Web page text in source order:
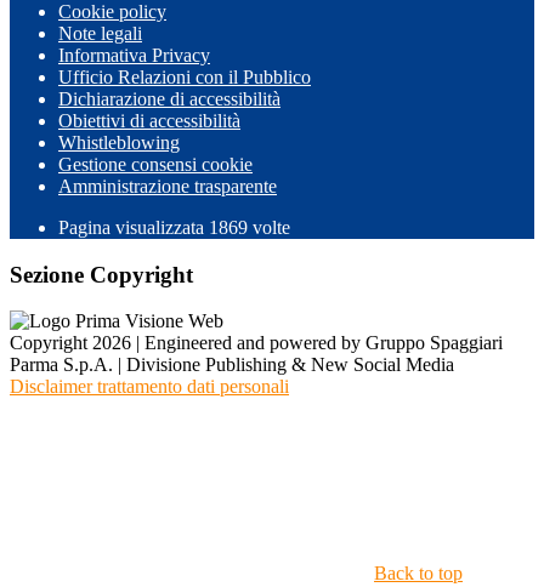
Cookie policy
Note legali
Informativa Privacy
Ufficio Relazioni con il Pubblico
Dichiarazione di accessibilità
Obiettivi di accessibilità
Whistleblowing
Gestione consensi cookie
Amministrazione trasparente
Pagina visualizzata 1869 volte
Sezione Copyright
Copyright 2026 | Engineered and powered by Gruppo Spaggiari
Parma S.p.A. | Divisione Publishing & New Social Media
Disclaimer trattamento dati personali
Back to top